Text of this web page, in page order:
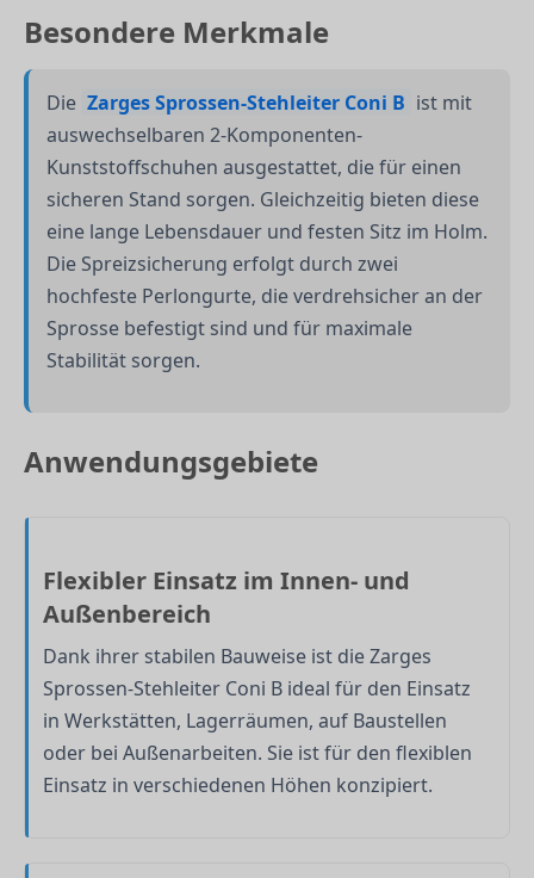
Besondere Merkmale
Die Zarges Sprossen-Stehleiter Coni B ist mit
auswechselbaren 2-Komponenten-
Kunststoffschuhen ausgestattet, die für einen
sicheren Stand sorgen. Gleichzeitig bieten diese
eine lange Lebensdauer und festen Sitz im Holm.
Die Spreizsicherung erfolgt durch zwei
hochfeste Perlongurte, die verdrehsicher an der
Sprosse befestigt sind und für maximale
Stabilität sorgen.
Anwendungsgebiete
Flexibler Einsatz im Innen- und
Außenbereich
Dank ihrer stabilen Bauweise ist die Zarges
Sprossen-Stehleiter Coni B ideal für den Einsatz
in Werkstätten, Lagerräumen, auf Baustellen
oder bei Außenarbeiten. Sie ist für den flexiblen
Einsatz in verschiedenen Höhen konzipiert.